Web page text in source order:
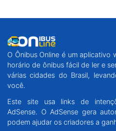
O Ônibus Online é um
horário de ônibus fácil de ler e
várias cidades do Brasil,
você.
Este site usa links de
AdSense. O AdSense gera
podem ajudar os criadores a